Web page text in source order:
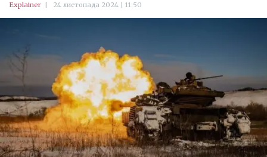
Explainer 24 листопада 2024 | 11:50